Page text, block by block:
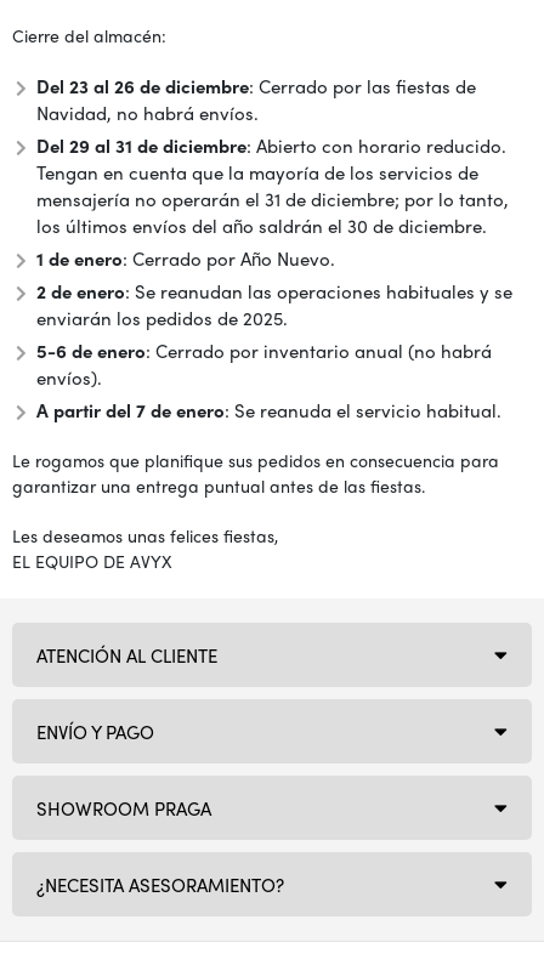
Cierre del almacén:
Del 23 al 26 de diciembre: Cerrado por las fiestas de
Navidad, no habrá envíos.
Del 29 al 31 de diciembre: Abierto con horario reducido.
Tengan en cuenta que la mayoría de los servicios de
mensajería no operarán el 31 de diciembre; por lo tanto,
los últimos envíos del año saldrán el 30 de diciembre.
1 de enero: Cerrado por Año Nuevo.
2 de enero: Se reanudan las operaciones habituales y se
enviarán los pedidos de 2025.
5-6 de enero: Cerrado por inventario anual (no habrá
envíos).
A partir del 7 de enero: Se reanuda el servicio habitual.
Le rogamos que planifique sus pedidos en consecuencia para
garantizar una entrega puntual antes de las fiestas.
Les deseamos unas felices fiestas,
EL EQUIPO DE AVYX
SHOWROOM PRAGA
¿NECESITA ASESORAMIENTO?
ATENCIÓN AL CLIENTE
ENVÍO Y PAGO